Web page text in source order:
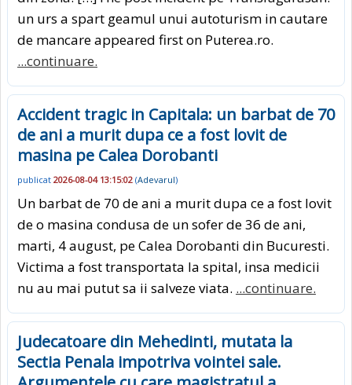
un urs a spart geamul unui autoturism in cautare
de mancare appeared first on Puterea.ro.
...continuare.
Accident tragic in Capitala: un barbat de 70
de ani a murit dupa ce a fost lovit de
masina pe Calea Dorobanti
publicat 2026-08-04 13:15:02 (Adevarul)
Un barbat de 70 de ani a murit dupa ce a fost lovit
de o masina condusa de un sofer de 36 de ani,
marti, 4 august, pe Calea Dorobanti din Bucuresti.
Victima a fost transportata la spital, insa medicii
nu au mai putut sa ii salveze viata. ...continuare.
Judecatoare din Mehedinti, mutata la
Sectia Penala impotriva vointei sale.